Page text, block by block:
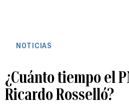
NOTICIAS
¿Cuánto tiempo el
Ricardo Rosselló?